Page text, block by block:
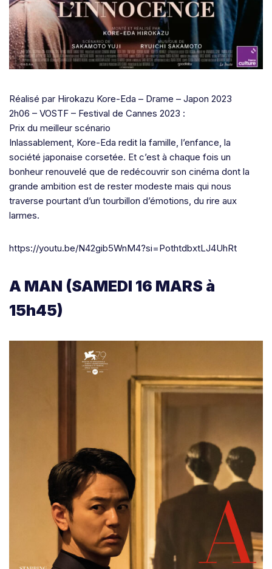
Réalisé par Hirokazu Kore-Eda – Drame – Japon 2023
2h06 – VOSTF – Festival de Cannes 2023 :
Prix du meilleur scénario
Inlassablement, Kore-Eda redit la famille, l’enfance, la
société japonaise corsetée. Et c’est à chaque fois un
bonheur renouvelé que de redécouvrir son cinéma dont la
grande ambition est de rester modeste mais qui nous
traverse pourtant d’un tourbillon d’émotions, du rire aux
larmes.
https://youtu.be/N42gib5WnM4?si=PothtdbxtLJ4UhRt
A MAN (SAMEDI 16 MARS à
15h45)